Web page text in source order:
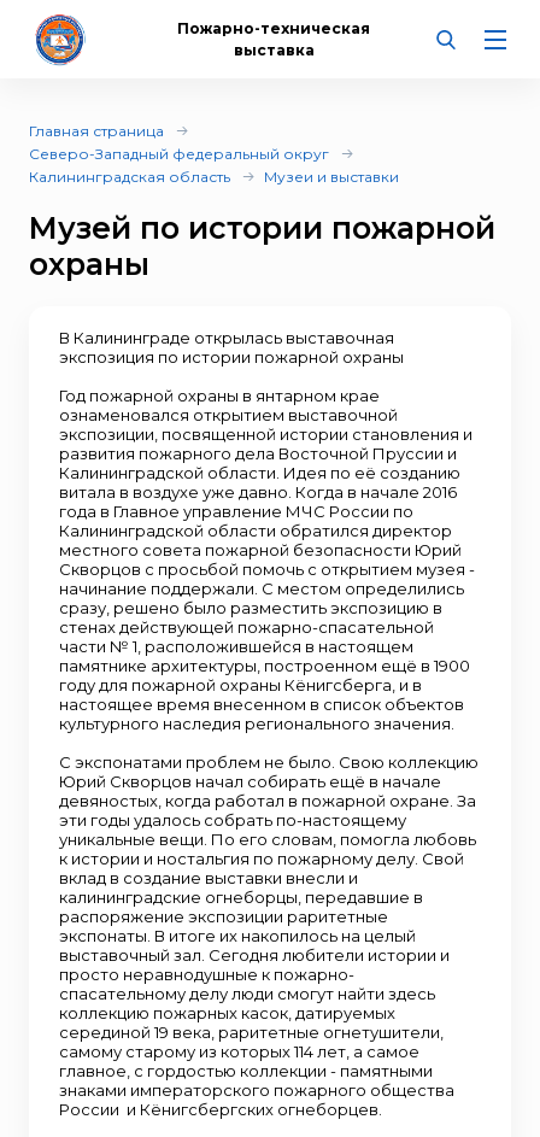
Пожарно-техническая
выставка
Главная страница
Северо-Западный федеральный округ
Калининградская область
Музеи и выставки
Музей по истории пожарной
охраны
В Калининграде открылась выставочная
экспозиция по истории пожарной охраны
Год пожарной охраны в янтарном крае
ознаменовался открытием выставочной
экспозиции, посвященной истории становления и
развития пожарного дела Восточной Пруссии и
Калининградской области. Идея по её созданию
витала в воздухе уже давно. Когда в начале 2016
года в Главное управление МЧС России по
Калининградской области обратился директор
местного совета пожарной безопасности Юрий
Скворцов с просьбой помочь с открытием музея -
начинание поддержали. С местом определились
сразу, решено было разместить экспозицию в
стенах действующей пожарно-спасательной
части № 1, расположившейся в настоящем
памятнике архитектуры, построенном ещё в 1900
году для пожарной охраны Кёнигсберга, и в
настоящее время внесенном в список объектов
культурного наследия регионального значения.
С экспонатами проблем не было. Свою коллекцию
Юрий Скворцов начал собирать ещё в начале
девяностых, когда работал в пожарной охране. За
эти годы удалось собрать по-настоящему
уникальные вещи. По его словам, помогла любовь
к истории и ностальгия по пожарному делу. Свой
вклад в создание выставки внесли и
калининградские огнеборцы, передавшие в
распоряжение экспозиции раритетные
экспонаты. В итоге их накопилось на целый
выставочный зал. Сегодня любители истории и
просто неравнодушные к пожарно-
спасательному делу люди смогут найти здесь
коллекцию пожарных касок, датируемых
серединой 19 века, раритетные огнетушители,
самому старому из которых 114 лет, а самое
главное, с гордостью коллекции - памятными
знаками императорского пожарного общества
России и Кёнигсбергских огнеборцев.